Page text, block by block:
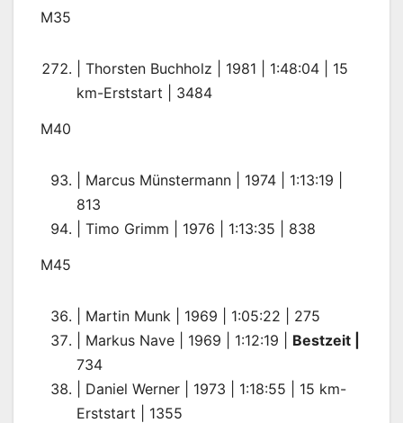
M35
| Thorsten Buchholz | 1981 | 1:48:04 | 15
km-Erststart | 3484
M40
| Marcus Münstermann | 1974 | 1:13:19 |
813
| Timo Grimm | 1976 | 1:13:35 | 838
M45
| Martin Munk | 1969 | 1:05:22 | 275
| Markus Nave | 1969 | 1:12:19 | Bestzeit |
734
| Daniel Werner | 1973 | 1:18:55 | 15 km-
Erststart | 1355